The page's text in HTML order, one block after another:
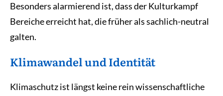
Besonders alarmierend ist, dass der Kulturkampf
Bereiche erreicht hat, die früher als sachlich-neutral
galten.
Klimawandel und Identität
Klimaschutz ist längst keine rein wissenschaftliche